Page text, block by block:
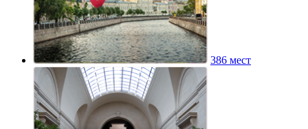
386 мест